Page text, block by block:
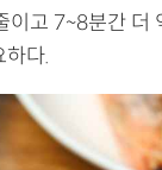
고 7~8분간 더
다.